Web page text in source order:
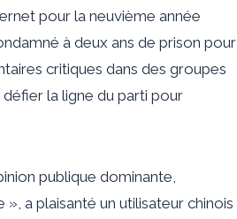
pour la neuvième année
à deux ans de prison pour
critiques dans des groupes
la ligne du parti pour
publique dominante,
a plaisanté un utilisateur chinois